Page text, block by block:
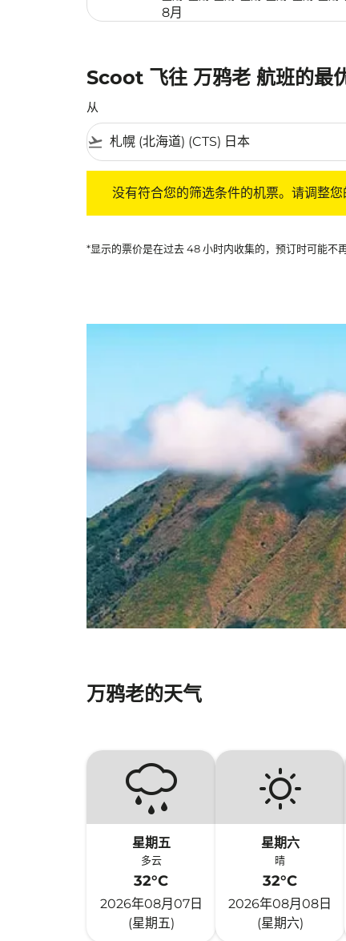
8月
Scoot 飞往 万鸦老 航班的最
从
flight_takeoff
没有符合您的筛选条件的机票。请调整您
*显示的票价是在过去 48 小时内收集的，预订时可能不
万鸦老的天气
星期五
多云
32°C
2026年08月07日
(星期五)
星期六
晴
32°C
2026年08月08日
(星期六)